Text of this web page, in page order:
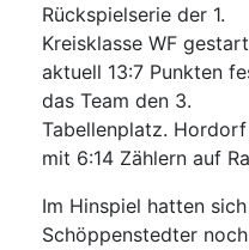
Rückspielserie der 1.
Kreisklasse WF
aktuell 13:7 Punkten
das Team den 3.
Tabellenplatz.
mit 6:14 Zählern auf
Im Hinspiel hatten
Schöppenstedter